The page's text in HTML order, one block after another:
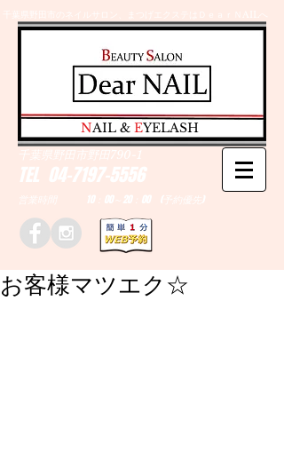
千葉県野田市のネイルサロン、まつげエクステはＤｅａｒＮAILへ
TEL 04-7197-5556
営業時間 10：00～20：00 (予約優先)
千葉県野田市野田790-1
​NAIL & EYELASH
お客様マツエク☆